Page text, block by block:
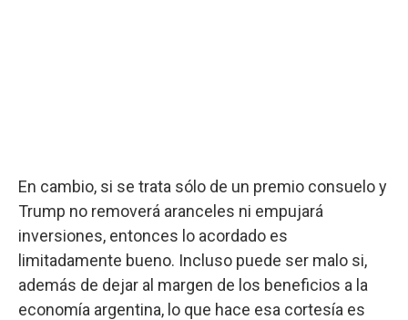
En cambio, si se trata sólo de un premio consuelo y
Trump no removerá aranceles ni empujará
inversiones, entonces lo acordado es
limitadamente bueno. Incluso puede ser malo si,
además de dejar al margen de los beneficios a la
economía argentina, lo que hace esa cortesía es